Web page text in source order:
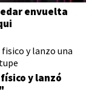
envuelta
y lanzó